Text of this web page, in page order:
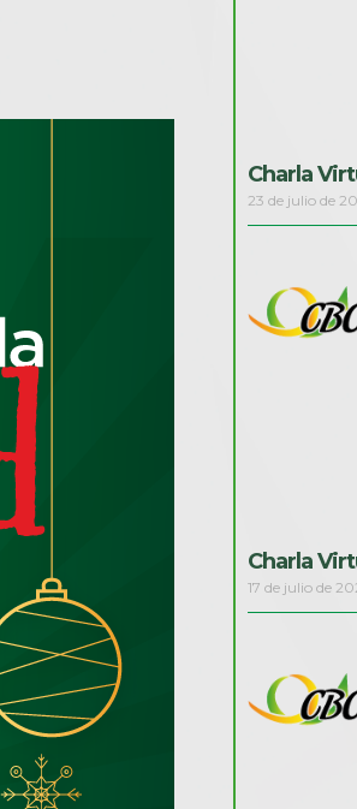
Charla
23 de julio de
Charla
17 de julio de